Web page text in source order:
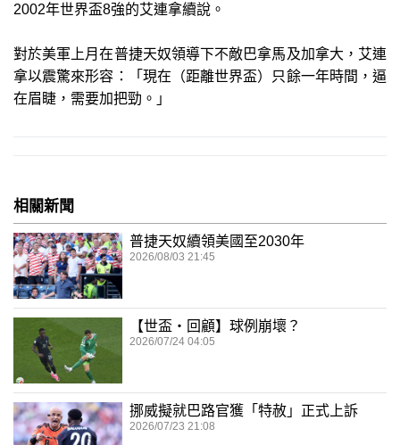
2002年世界盃8強的艾連拿續說。
對於美軍上月在普捷天奴領導下不敵巴拿馬及加拿大，艾連
拿以震驚來形容：「現在（距離世界盃）只餘一年時間，逼
在眉睫，需要加把勁。」
相關新聞
普捷天奴續領美國至2030年
2026/08/03 21:45
【世盃‧回顧】球例崩壞？
2026/07/24 04:05
挪威擬就巴路官獲「特赦」正式上訴
2026/07/23 21:08